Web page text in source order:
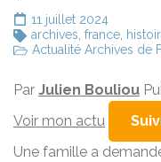
11 juillet 2024
archives france
Actualité Archives de
Par Julien Bouliou
Voir mon actu
Une famille a